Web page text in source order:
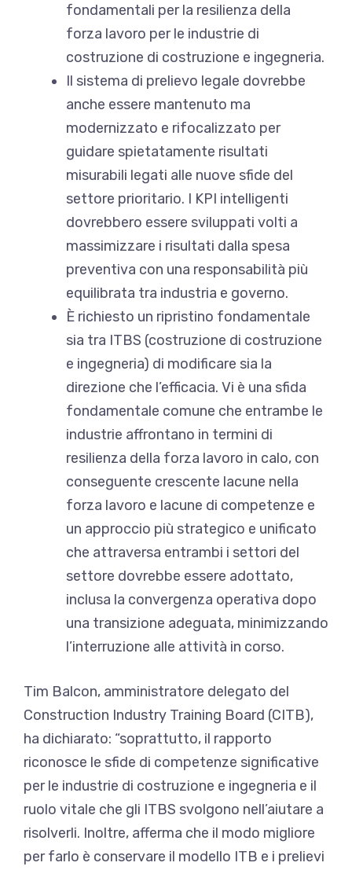
fondamentali per la resilienza della
forza lavoro per le industrie di
costruzione di costruzione e ingegneria.
Il sistema di prelievo legale dovrebbe
anche essere mantenuto ma
modernizzato e rifocalizzato per
guidare spietatamente risultati
misurabili legati alle nuove sfide del
settore prioritario. I KPI intelligenti
dovrebbero essere sviluppati volti a
massimizzare i risultati dalla spesa
preventiva con una responsabilità più
equilibrata tra industria e governo.
È richiesto un ripristino fondamentale
sia tra ITBS (costruzione di costruzione
e ingegneria) di modificare sia la
direzione che l’efficacia. Vi è una sfida
fondamentale comune che entrambe le
industrie affrontano in termini di
resilienza della forza lavoro in calo, con
conseguente crescente lacune nella
forza lavoro e lacune di competenze e
un approccio più strategico e unificato
che attraversa entrambi i settori del
settore dovrebbe essere adottato,
inclusa la convergenza operativa dopo
una transizione adeguata, minimizzando
l’interruzione alle attività in corso.
Tim Balcon, amministratore delegato del
Construction Industry Training Board (CITB),
ha dichiarato: “soprattutto, il rapporto
riconosce le sfide di competenze significative
per le industrie di costruzione e ingegneria e il
ruolo vitale che gli ITBS svolgono nell’aiutare a
risolverli. Inoltre, afferma che il modo migliore
per farlo è conservare il modello ITB e i prelievi